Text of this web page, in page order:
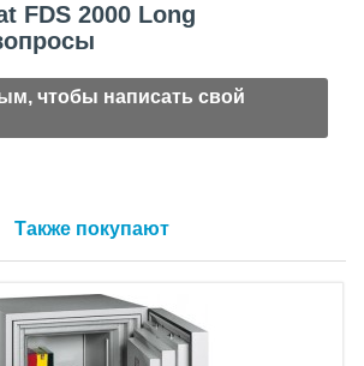
FDS 2000 Long
чтобы написать свой
Также покупают